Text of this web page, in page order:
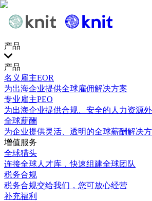
产品
产品
名义雇主EOR
为出海企业提供全球雇佣解决方案
专业雇主PEO
为出海企业提供合规、安全的人力资源
全球薪酬
为企业提供灵活、透明的全球薪酬解决
增值服务
全球猎头
连接全球人才库，快速组建全球团队
税务合规
税务合规交给我们，您可放心经营
补充福利